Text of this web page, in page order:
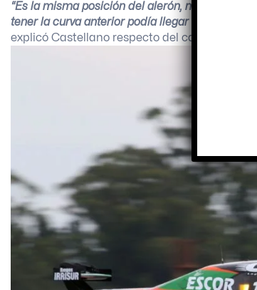
“Es la misma posición del alerón, nada más
tener la curva anterior podía llegar a tener
explicó Castellano respecto del cambio que